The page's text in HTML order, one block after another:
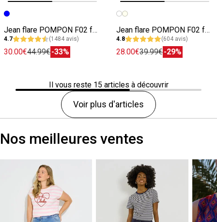
Image précédente
Image suivante
Jean flare POMPON F02 femme
4.7 (1484 avis)
30.00€44.99€-33%
Image précédente
Image suivante
Jean flare POMPON F02 femme
4.8 (604 avis)
28.00€39.99€-29%
Il vous reste 15 articles à découvrir
Voir plus d'articles
Nos meilleures ventes